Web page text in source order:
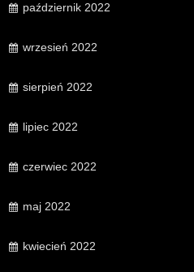
październik 2022
wrzesień 2022
sierpień 2022
lipiec 2022
czerwiec 2022
maj 2022
kwiecień 2022